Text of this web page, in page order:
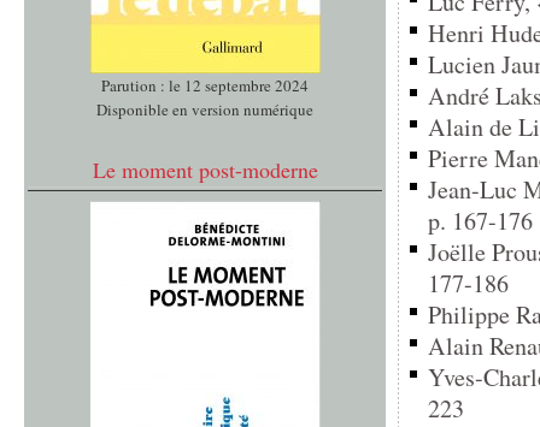
Parution : le 12 septembre 2024
Disponible en version numérique
Le moment post-moderne
Henri
Lucien
André
Alain de
Pierre
Jean-Luc
p. 167-176
Joëlle
177-186
Philippe
Alain
Yves-
223